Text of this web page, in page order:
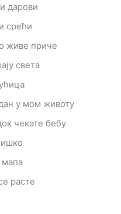
дарови
срећи
живе приче
света
у мом животу
чекате бебу
мапа
расте